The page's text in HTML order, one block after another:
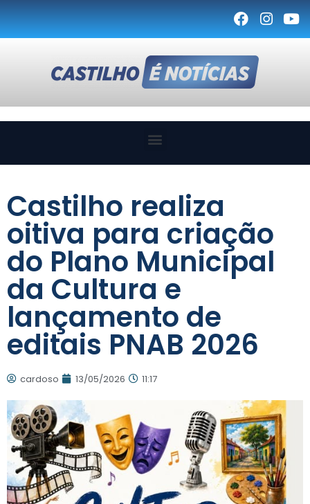
Castilho realiza
oitiva para criação
do Plano Municipal
da Cultura e
lançamento de
editais PNAB 2026
cardoso 13/05/2026 11:17